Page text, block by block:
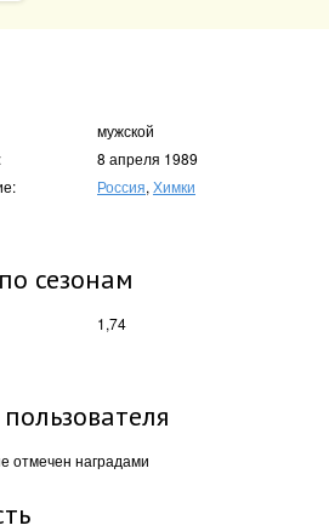
мужской
8 апреля 1989
Россия, Химки
сезонам
1,74
отмечен наградами